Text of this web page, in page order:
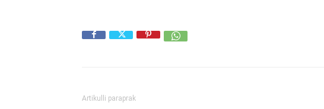
Artikulli paraprak